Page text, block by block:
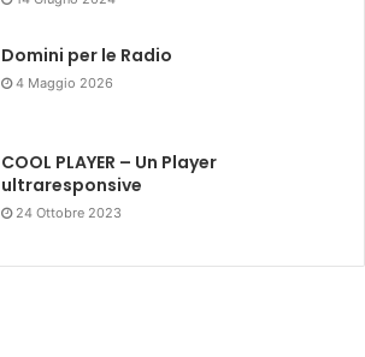
Domini per le Radio
4 Maggio 2026
COOL PLAYER – Un Player
ultraresponsive
24 Ottobre 2023